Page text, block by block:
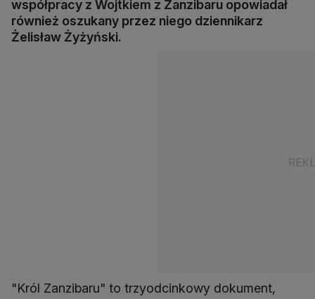
współpracy z Wojtkiem z Zanzibaru opowiadał
również oszukany przez niego dziennikarz
Żelisław Żyżyński.
"Król Zanzibaru" to trzyodcinkowy dokument,